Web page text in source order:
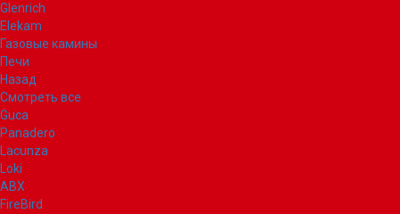
Glenrich
Elekam
Газовые камины
Печи
Назад
Смотреть все
Guca
Panadero
Lacunza
Loki
ABX
FireBird